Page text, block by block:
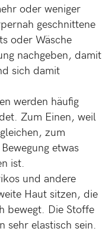
oder weniger
geschnittene
oder Wäsche
nachgeben, damit
sich damit
werden häufig
Zum Einen, weil
zum
etwas
ist.
und andere
Haut sitzen, die
bewegt. Die Stoffe
sehr elastisch sein.